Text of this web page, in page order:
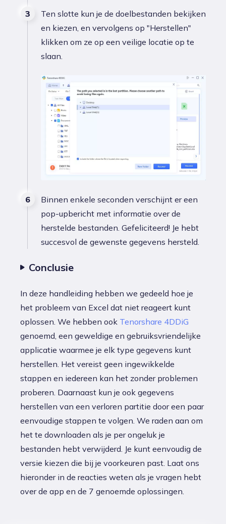
Ten slotte kun je de doelbestanden bekijken
en kiezen, en vervolgens op "Herstellen"
klikken om ze op een veilige locatie op te
slaan.
Binnen enkele seconden verschijnt er een
pop-upbericht met informatie over de
herstelde bestanden. Gefeliciteerd! Je hebt
succesvol de gewenste gegevens hersteld.
Conclusie
In deze handleiding hebben we gedeeld hoe je
het probleem van Excel dat niet reageert kunt
oplossen. We hebben ook Tenorshare 4DDiG
genoemd, een geweldige en gebruiksvriendelijke
applicatie waarmee je elk type gegevens kunt
herstellen. Het vereist geen ingewikkelde
stappen en iedereen kan het zonder problemen
proberen. Daarnaast kun je ook gegevens
herstellen van een verloren partitie door een paar
eenvoudige stappen te volgen. We raden aan om
het te downloaden als je per ongeluk je
bestanden hebt verwijderd. Je kunt eenvoudig de
versie kiezen die bij je voorkeuren past. Laat ons
hieronder in de reacties weten als je vragen hebt
over de app en de 7 genoemde oplossingen.